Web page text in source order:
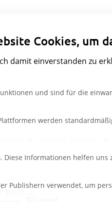
Cookies, um
damit einverstanden zu
und sind für die
werden
Informationen helfen
Publishern verwendet, um